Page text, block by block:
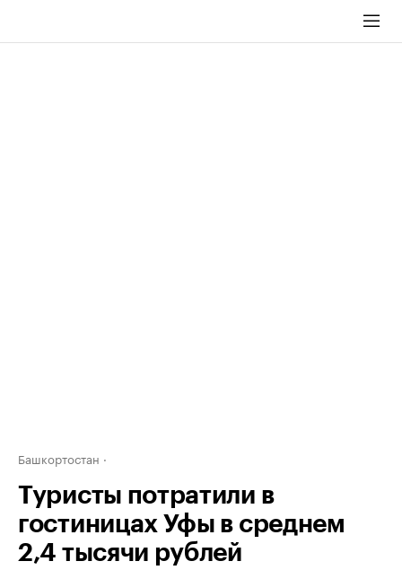
Башкортостан
Туристы потратили в
гостиницах Уфы в среднем
2,4 тысячи рублей